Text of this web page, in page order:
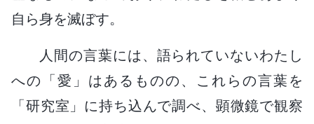
自ら身を滅ぼす。
人間の言葉には、語られていないわたし
への「愛」はあるものの、これらの言葉を
「研究室」に持ち込んで調べ、顕微鏡で観察